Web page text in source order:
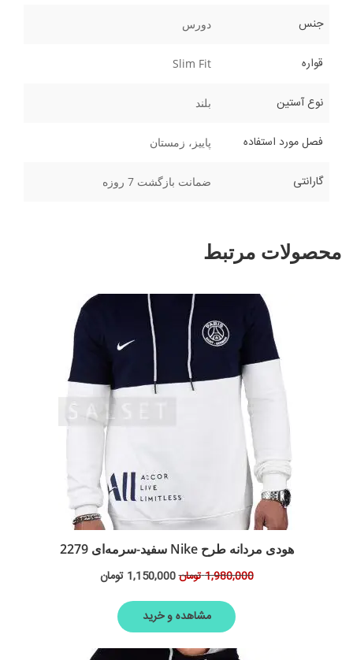
جنس دورس
قواره Slim Fit
نوع آستین بلند
فصل مورد استفاده پاییز، زمستان
گارانتی ضمانت بازگشت 7 روزه
محصولات مرتبط
هودی مردانه طرح Nike سفید-سرمه‌ای 2279
1,980,000تومان1,150,000 تومان
مشاهده و خرید